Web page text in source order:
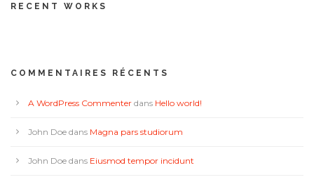
RECENT WORKS
COMMENTAIRES RÉCENTS
A WordPress Commenter dans Hello world!
John Doe dans Magna pars studiorum
John Doe dans Eiusmod tempor incidunt